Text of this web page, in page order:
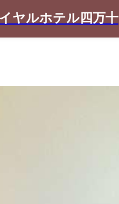
ヤルホテル四万十